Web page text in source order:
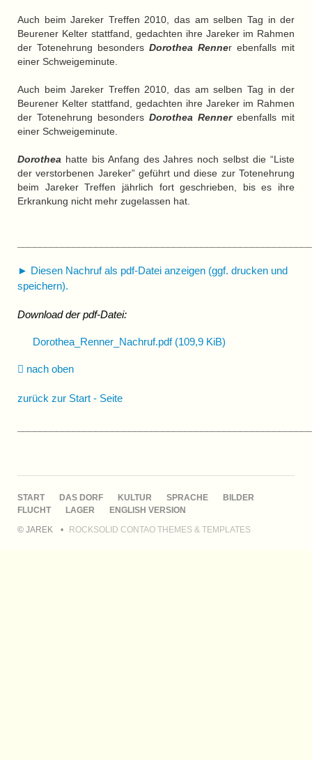
Auch beim Jareker Treffen 2010, das am selben Tag in der
Beurener Kelter stattfand, gedachten ihre Jareker im Rahmen
der Totenehrung besonders Dorothea Renner ebenfalls mit
einer Schweigeminute.
Auch beim Jareker Treffen 2010, das am selben Tag in der
Beurener Kelter stattfand, gedachten ihre Jareker im Rahmen
der Totenehrung besonders Dorothea Rennerebenfalls mit
einer Schweigeminute.
Dorothea hatte bis Anfang des Jahres noch selbst die “Liste
der verstorbenen Jareker” geführt und diese zur Totenehrung
beim Jareker Treffen jährlich fort geschrieben, bis es ihre
Erkrankung nicht mehr zugelassen hat.
► Diesen Nachruf als pdf-Datei anzeigen (ggf. drucken und
speichern).
Download der pdf-Datei:
Dorothea_Renner_Nachruf.pdf (109,9 KiB)
nach oben
zurück zur Start - Seite
NAVIGATION
ÜBERSPRINGEN
START DAS DORF KULTUR SPRACHE
BILDER
FLUCHT
LAGER
ENGLISH VERSION
© JAREK
ROCKSOLID CONTAO THEMES & TEMPLATES